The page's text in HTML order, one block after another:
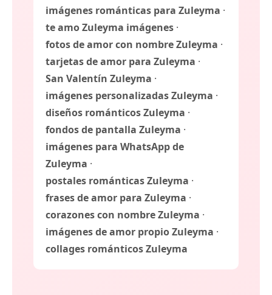
imágenes románticas para Zuleyma ·
te amo Zuleyma imágenes ·
fotos de amor con nombre Zuleyma ·
tarjetas de amor para Zuleyma ·
San Valentín Zuleyma ·
imágenes personalizadas Zuleyma ·
diseños románticos Zuleyma ·
fondos de pantalla Zuleyma ·
imágenes para WhatsApp de
Zuleyma ·
postales románticas Zuleyma ·
frases de amor para Zuleyma ·
corazones con nombre Zuleyma ·
imágenes de amor propio Zuleyma ·
collages románticos Zuleyma